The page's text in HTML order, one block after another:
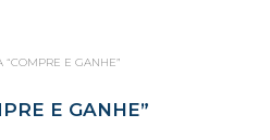
E GANHE”
E GANHE”